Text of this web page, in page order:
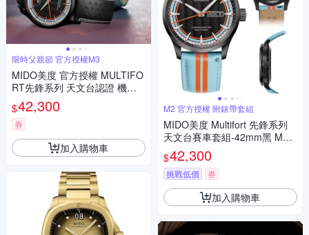
限時父親節 官方授權M3
MIDO美度 官方授權 MULTIFO
RT先鋒系列 天文台認證 機械
腕錶 父親節 禮物 推薦 42mm/
M0384313605100
$42,300
券
加入購物車
M2 官方授權 附錶帶套組
MIDO美度 Multifort 先鋒系列
天文台賽車套組-42mm黑 M03
84313605100
$42,300
挑戰低價 券
加入購物車